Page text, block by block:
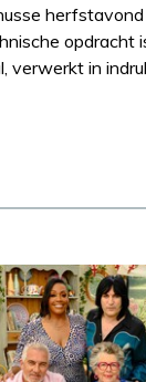
herfstavond
opdracht
verwerkt in